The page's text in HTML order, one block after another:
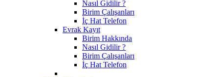
Nasıl Gidilir ?
Birim Çalışanları
İç Hat Telefon
Evrak Kayıt
Birim Hakkında
Nasıl Gidilir ?
Birim Çalışanları
İç Hat Telefon